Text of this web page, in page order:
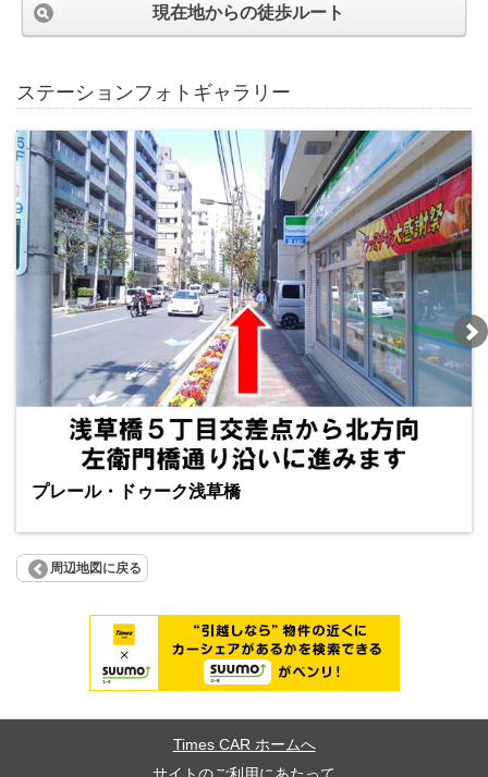
現在地からの徒歩ルート
ステーションフォトギャラリー
プレール・ドゥーク浅草橋
周辺地図に戻る
Times CAR ホームへ